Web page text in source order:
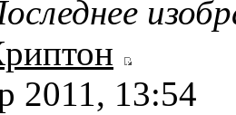
2011, 13:54